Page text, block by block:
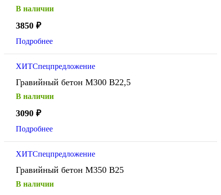
В наличии
3850 ₽
Подробнее
ХИТСпецпредложение
Гравийный бетон М300 В22,5
В наличии
3090 ₽
Подробнее
ХИТСпецпредложение
Гравийный бетон М350 В25
В наличии